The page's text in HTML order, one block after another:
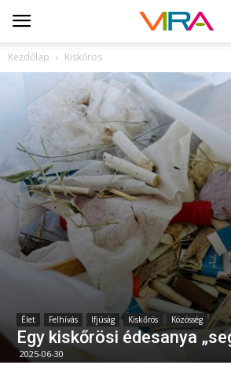
Kezdőlap Kiskőrös
Élet Felhívás Ifjúság Kiskőrös Közösség
Egy kiskőrösi édesanya
2025-06-30